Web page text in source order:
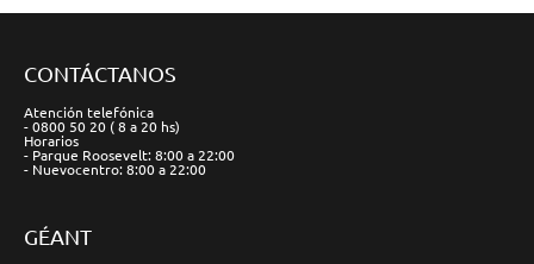
CONTÁCTANOS
Atención telefónica
- 0800 50 20 ( 8 a 20 hs)
Horarios
- Parque Roosevelt: 8:00 a 22:00
- Nuevocentro: 8:00 a 22:00
GÉANT